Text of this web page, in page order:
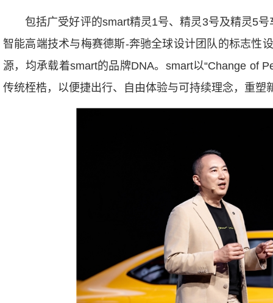
包括广受好评的smart精灵1号、精灵3号及精灵5
智能高端技术与梅赛德斯-奔驰全球设计团队的标志性
源，均承载着smart的品牌DNA。smart以“Change of
传统桎梏，以便捷出行、自由体验与可持续理念，重塑